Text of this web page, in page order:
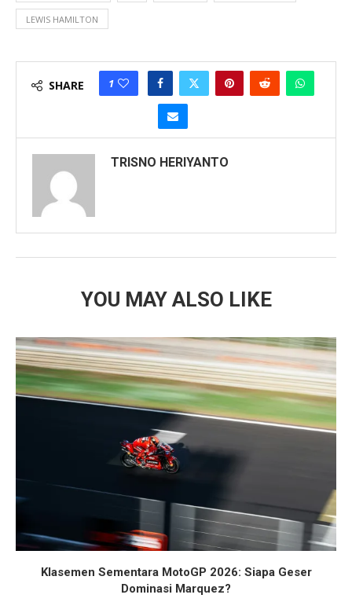
LEWIS HAMILTON
SHARE 1
TRISNO HERIYANTO
YOU MAY ALSO LIKE
Klasemen Sementara MotoGP 2026: Siapa Geser
Dominasi Marquez?